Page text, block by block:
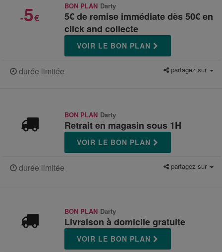
-5€
BON PLAN Darty
5€ de remise immédiate dès 50€ en
click and collecte
VOIR LE BON PLAN
durée limitée partagez sur
BON PLAN Darty
Retrait en magasin sous 1H
VOIR LE BON PLAN
durée limitée partagez sur
BON PLAN Darty
Livraison à domicile gratuite
VOIR LE BON PLAN